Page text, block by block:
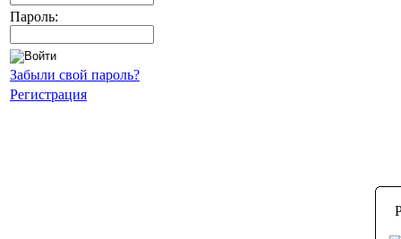
Пароль:
Забыли свой пароль?
Регистрация